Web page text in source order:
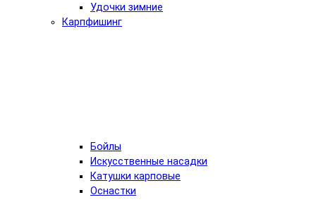
Удочки зимние
Карпфишинг
Бойлы
Искусственные насадки
Катушки карповые
Оснастки